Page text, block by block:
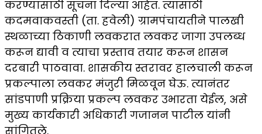
करण्यासाठी सूचना दिल्या आहेत. त्यासाठी
कदमवाकवस्ती (ता. हवेली) ग्रामपंचायतीने पालखी
स्थळाच्या ठिकाणी लवकरात लवकर जागा उपलब्ध
करून द्यावी व त्याचा प्रस्ताव तयार करून शासन
दरबारी पाठवावा. शासकीय स्तरावर हालचाली करून
प्रकल्पाला लवकर मंजुरी मिळवून घेऊ. त्यानंतर
सांडपाणी प्रक्रिया प्रकल्प लवकर उभारता येईल, असे
मुख्य कार्यकारी अधिकारी गजानन पाटील यांनी
सांगितले.